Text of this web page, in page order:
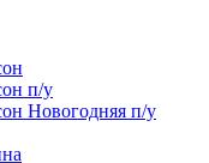
п/у
Новогодняя п/у